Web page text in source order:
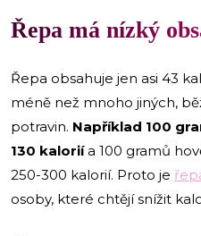
Řepa má nízký
Řepa obsahuje jen asi 43
méně než mnoho jiných,
potravin. Například 100
130 kaloriía 100 gramů
250-300 kalorií. Proto je
osoby, které chtějí snížit